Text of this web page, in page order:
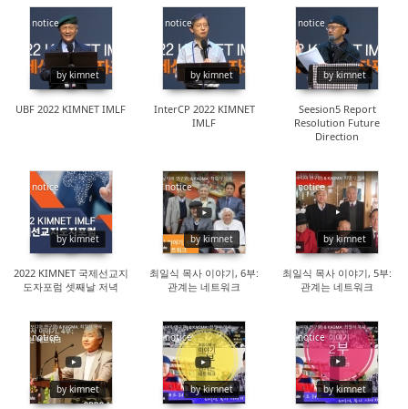
notice
by kimnet
16328
UBF 2022 KIMNET IMLF
notice
by kimnet
16207
InterCP 2022 KIMNET
IMLF
notice
by kimnet
17054
Seesion5 Report
Resolution Future
Direction
notice
by kimnet
14087
2022 KIMNET 국제선교지
도자포럼 셋째날 저녁
notice
by kimnet
87885
최일식 목사 이야기, 6부:
관계는 네트워크
notice
by kimnet
65473
최일식 목사 이야기, 5부:
관계는 네트워크
notice
by kimnet
110810
notice
by kimnet
176186
notice
by kimnet
124486